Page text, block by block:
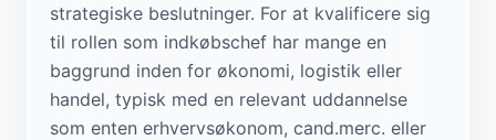
strategiske beslutninger. For at kvalificere sig
til rollen som indkøbschef har mange en
baggrund inden for økonomi, logistik eller
handel, typisk med en relevant uddannelse
som enten erhvervsøkonom, cand.merc. eller